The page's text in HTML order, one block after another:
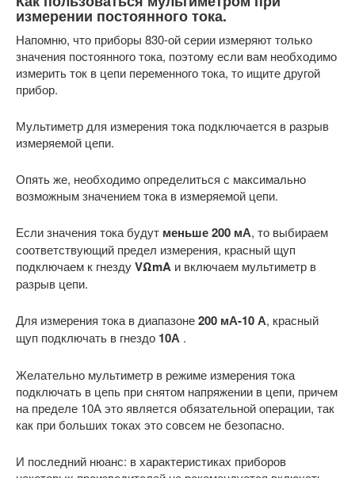
измерении постоянного тока.
Напомню, что приборы 830-ой серии измеряют только
значения постоянного тока, поэтому если вам необходимо
измерить ток в цепи переменного тока, то ищите другой
прибор.
Мультиметр для измерения тока подключается в разрыв
измеряемой цепи.
Опять же, необходимо определиться с максимально
возможным значением тока в измеряемой цепи.
Если значения тока будут меньше 200 мА, то выбираем
соответствующий предел измерения, красный щуп
подключаем к гнездуVΩmA и включаем мультиметр в
разрыв цепи.
Для измерения тока в диапазоне200 мА-10 А, красный
щуп подключать в гнездо 10А .
Желательно мультиметр в режиме измерения тока
подключать в цепь при снятом напряжении в цепи, причем
на пределе 10А это является обязательной операции, так
как при больших токах это совсем не безопасно.
И последний нюанс: в характеристиках приборов